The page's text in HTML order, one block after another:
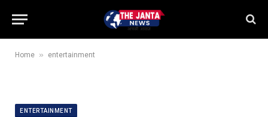
Home » entertainment
ENTERTAINMENT